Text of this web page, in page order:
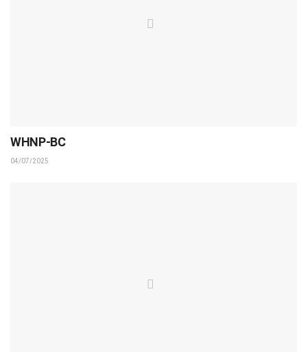
WHNP-BC
04/07/2025